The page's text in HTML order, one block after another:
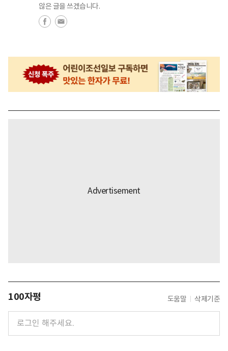
않은 글을 쓰겠습니다.
100자평 도움말 삭제기준